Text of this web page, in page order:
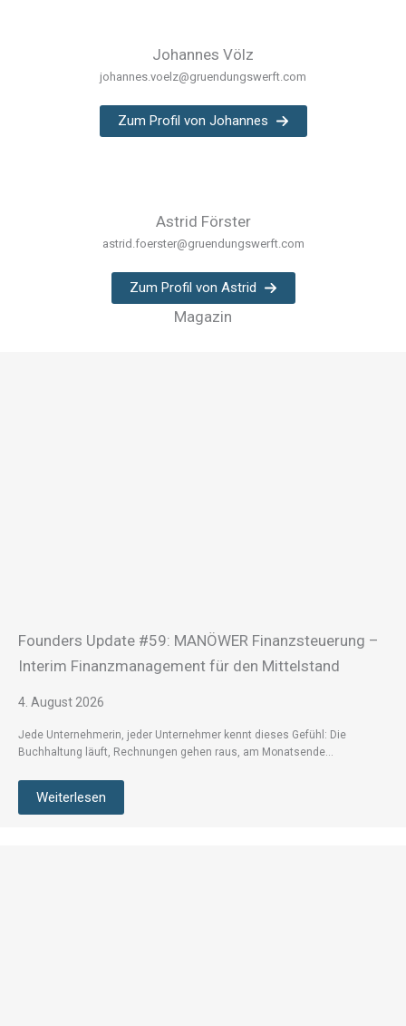
Johannes Völz
johannes.voelz@gruendungswerft.com
Zum Profil von Johannes
Astrid Förster
astrid.foerster@gruendungswerft.com
Zum Profil von Astrid
Magazin
Founders Update #59: MANÖWER Finanzsteuerung –
Interim Finanzmanagement für den Mittelstand
4. August 2026
Jede Unternehmerin, jeder Unternehmer kennt dieses Gefühl: Die
Buchhaltung läuft, Rechnungen gehen raus, am Monatsende…
Weiterlesen